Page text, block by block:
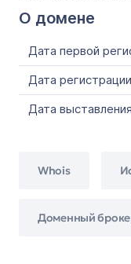
О домене
Дата первой
Дата регистрации
Дата
Whois
Доменный